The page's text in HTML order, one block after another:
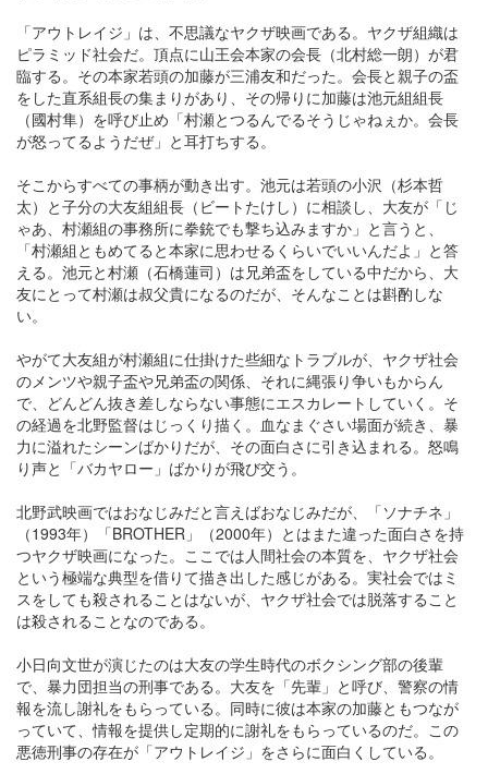
「アウトレイジ」は、不思議なヤクザ映画である。ヤクザ組織は
ピラミッド社会だ。頂点に山王会本家の会長（北村総一朗）が君
臨する。その本家若頭の加藤が三浦友和だった。会長と親子の盃
をした直系組長の集まりがあり、その帰りに加藤は池元組組長
（國村隼）を呼び止め「村瀬とつるんでるそうじゃねぇか。会長
が怒ってるようだぜ」と耳打ちする。
そこからすべての事柄が動き出す。池元は若頭の小沢（杉本哲
太）と子分の大友組組長（ビートたけし）に相談し、大友が「じ
ゃあ、村瀬組の事務所に拳銃でも撃ち込みますか」と言うと、
「村瀬組ともめてると本家に思わせるくらいでいいんだよ」と答
える。池元と村瀬（石橋蓮司）は兄弟盃をしている中だから、大
友にとって村瀬は叔父貴になるのだが、そんなことは斟酌しな
い。
やがて大友組が村瀬組に仕掛けた些細なトラブルが、ヤクザ社会
のメンツや親子盃や兄弟盃の関係、それに縄張り争いもからん
で、どんどん抜き差しならない事態にエスカレートしていく。そ
の経過を北野監督はじっくり描く。血なまぐさい場面が続き、暴
力に溢れたシーンばかりだが、その面白さに引き込まれる。怒鳴
り声と「バカヤロー」ばかりが飛び交う。
北野武映画ではおなじみだと言えばおなじみだが、「ソナチネ」
（1993年）「BROTHER」（2000年）とはまた違った面白さを持
つヤクザ映画になった。ここでは人間社会の本質を、ヤクザ社会
という極端な典型を借りて描き出した感じがある。実社会ではミ
スをしても殺されることはないが、ヤクザ社会では脱落すること
は殺されることなのである。
小日向文世が演じたのは大友の学生時代のボクシング部の後輩
で、暴力団担当の刑事である。大友を「先輩」と呼び、警察の情
報を流し謝礼をもらっている。同時に彼は本家の加藤ともつなが
っていて、情報を提供し定期的に謝礼をもらっているのだ。この
悪徳刑事の存在が「アウトレイジ」をさらに面白くしている。